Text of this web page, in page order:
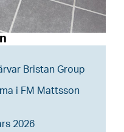
Bristan Group
i FM Mattsson
2026